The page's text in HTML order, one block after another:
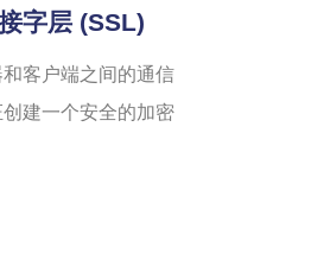
字层 (SSL)
客户端之间的通信
建一个安全的加密